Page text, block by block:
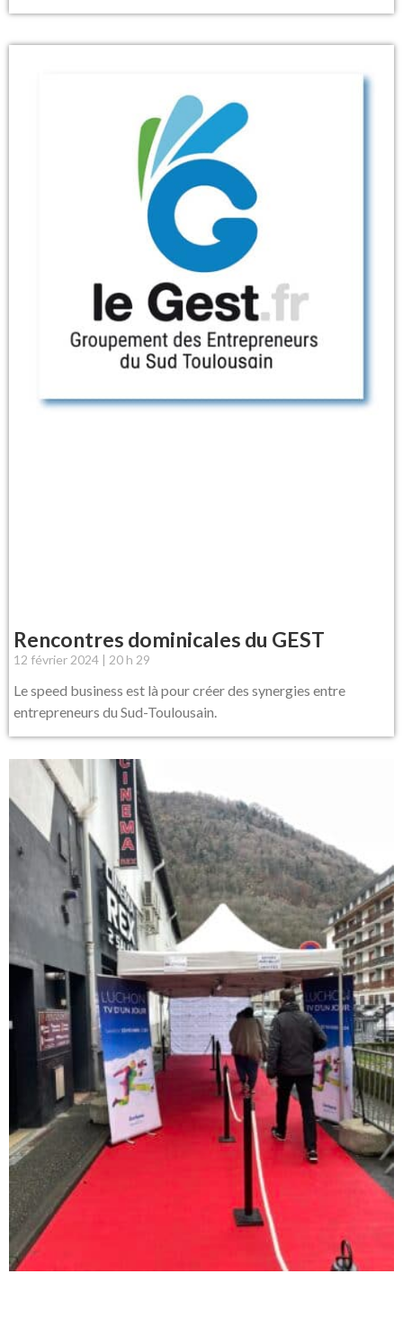
Rencontres dominicales du GEST
12 février 2024 20 h 29
Le speed business est là pour créer des synergies entre
entrepreneurs du Sud-Toulousain.